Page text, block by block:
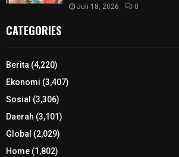
Juli 18, 2026 0
CATEGORIES
Berita (4,220)
Ekonomi (3,407)
Sosial (3,306)
Daerah (3,101)
Global (2,029)
Home (1,802)